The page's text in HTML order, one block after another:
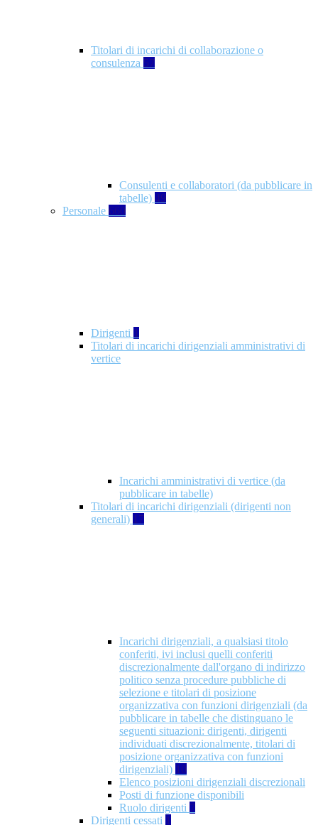
Titolari di incarichi di collaborazione o
consulenza 57
Consulenti e collaboratori (da pubblicare in
tabelle) 49
Personale 660
Dirigenti 1
Titolari di incarichi dirigenziali amministrativi di
vertice
Incarichi amministrativi di vertice (da
pubblicare in tabelle)
Titolari di incarichi dirigenziali (dirigenti non
generali) 17
Incarichi dirigenziali, a qualsiasi titolo
conferiti, ivi inclusi quelli conferiti
discrezionalmente dall'organo di indirizzo
politico senza procedure pubbliche di
selezione e titolari di posizione
organizzativa con funzioni dirigenziali (da
pubblicare in tabelle che distinguano le
seguenti situazioni: dirigenti, dirigenti
individuati discrezionalmente, titolari di
posizione organizzativa con funzioni
dirigenziali) 10
Elenco posizioni dirigenziali discrezionali
Posti di funzione disponibili
Ruolo dirigenti 7
Dirigenti cessati 1